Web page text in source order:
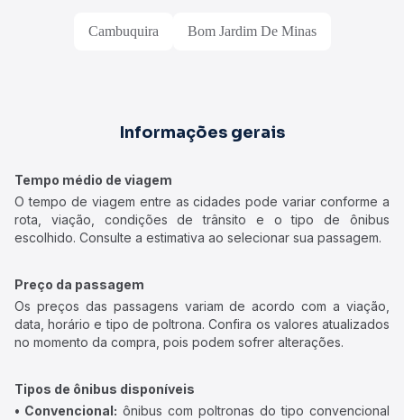
Cambuquira Bom Jardim De Minas
Informações gerais
Tempo médio de viagem
O tempo de viagem entre as cidades pode variar conforme a
rota, viação, condições de trânsito e o tipo de ônibus
escolhido. Consulte a estimativa ao selecionar sua passagem.
Preço da passagem
Os preços das passagens variam de acordo com a viação,
data, horário e tipo de poltrona. Confira os valores atualizados
no momento da compra, pois podem sofrer alterações.
Tipos de ônibus disponíveis
• Convencional: ônibus com poltronas do tipo convencional